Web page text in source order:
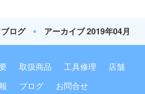
ログ アーカイブ 2019年04月
取扱商品 工具修理
店舗
ブログ お問合せ